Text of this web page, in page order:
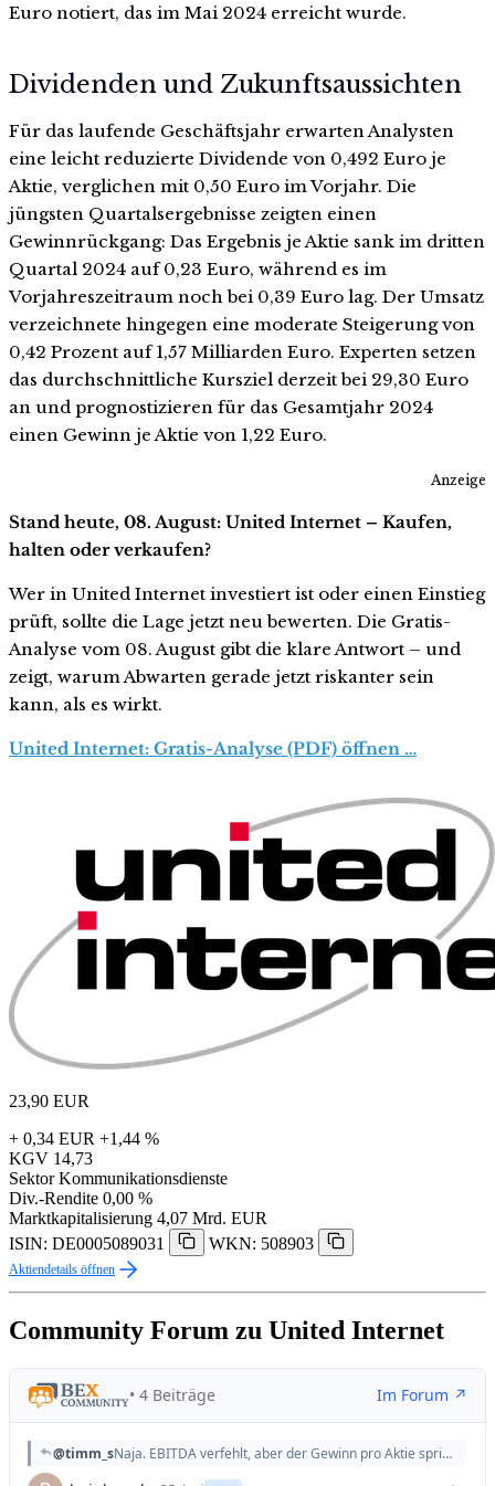
Euro notiert, das im Mai 2024 erreicht wurde.
Dividenden und Zukunftsaussichten
Für das laufende Geschäftsjahr erwarten Analysten
eine leicht reduzierte Dividende von 0,492 Euro je
Aktie, verglichen mit 0,50 Euro im Vorjahr. Die
jüngsten Quartalsergebnisse zeigten einen
Gewinnrückgang: Das Ergebnis je Aktie sank im dritten
Quartal 2024 auf 0,23 Euro, während es im
Vorjahreszeitraum noch bei 0,39 Euro lag. Der Umsatz
verzeichnete hingegen eine moderate Steigerung von
0,42 Prozent auf 1,57 Milliarden Euro. Experten setzen
das durchschnittliche Kursziel derzeit bei 29,30 Euro
an und prognostizieren für das Gesamtjahr 2024
einen Gewinn je Aktie von 1,22 Euro.
Anzeige
Stand heute, 08. August: United Internet – Kaufen,
halten oder verkaufen?
Wer in United Internet investiert ist oder einen Einstieg
prüft, sollte die Lage jetzt neu bewerten. Die Gratis-
Analyse vom 08. August gibt die klare Antwort – und
zeigt, warum Abwarten gerade jetzt riskanter sein
kann, als es wirkt.
United Internet: Gratis-Analyse (PDF) öffnen …
23,90 EUR
+ 0,34 EUR +1,44 %
KGV 14,73
Sektor Kommunikationsdienste
Div.-Rendite 0,00 %
Marktkapitalisierung 4,07 Mrd. EUR
ISIN: DE0005089031
WKN: 508903
Aktiendetails öffnen
Community Forum zu United Internet